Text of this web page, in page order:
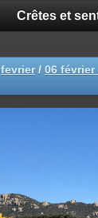
Crêtes et
fevrier/ 06 février